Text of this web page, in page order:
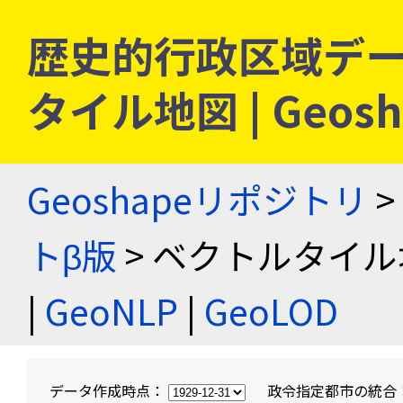
歴史的行政区域デ
タイル地図 |
Geoshapeリポジトリ >
トβ版 > ベクトルタイ
| GeoNLP | GeoLOD
データ作成時点： 政令指定都市の統